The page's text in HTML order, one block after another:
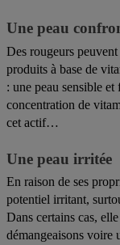
Une peau
Des rougeurs
produits à base de
: une peau sensible
concentration de
cet actif…
Une peau irritée
En raison de ses
potentiel irritant,
Dans certains cas,
démangeaisons voire